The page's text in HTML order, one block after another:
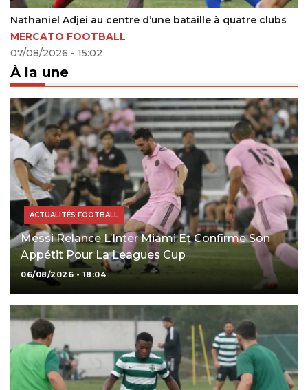
Adjei au centre d’une bataille à quatre clubs
FOOTBALL
08/2026 - 15:02
À la une
ACTUALITÉS FOOTBALL
Messi Relance L’Inter Miami Et Confirme Son
Appétit Pour La Leagues Cup
06/08/2026 - 18:04